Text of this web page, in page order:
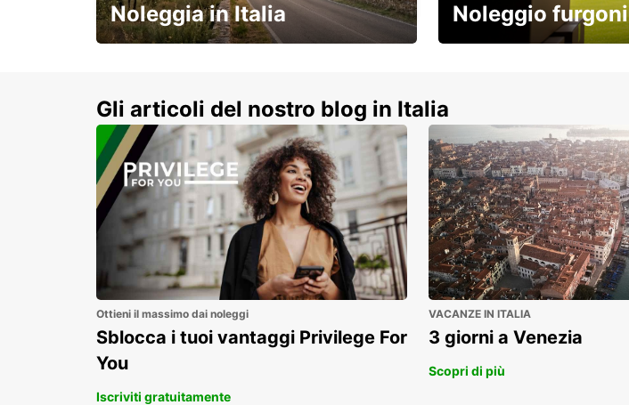
Noleggia in Italia Noleggio furgoni
Gli articoli del nostro blog in Italia
Ottieni il massimo dai noleggi
Sblocca i tuoi vantaggi Privilege For
You
Iscriviti gratuitamente
VACANZE IN ITALIA
3 giorni a Venezia
Scopri di più